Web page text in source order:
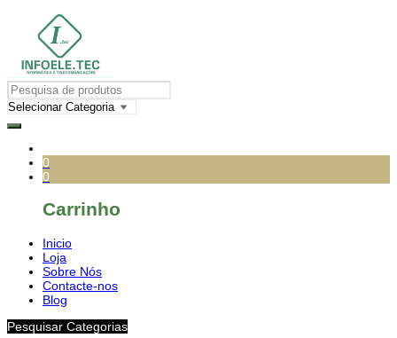
0
0
Carrinho
Inicio
Loja
Sobre Nós
Contacte-nos
Blog
Pesquisar Categorias